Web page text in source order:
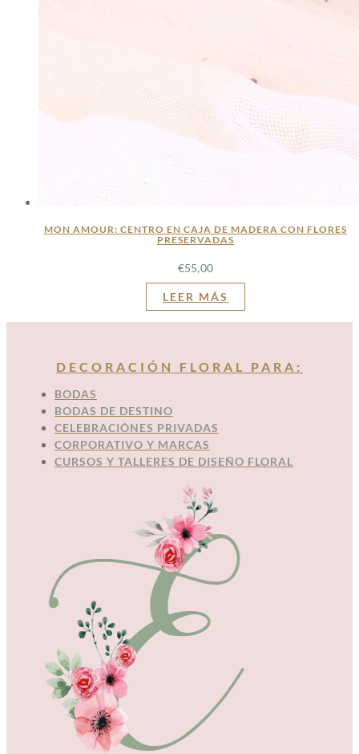
MON AMOUR: CENTRO EN CAJA DE MADERA CON FLORES
PRESERVADAS
€55,00
LEER MÁS
DECORACIÓN FLORAL PARA:
BODAS
BODAS DE DESTINO
CELEBRACIÓNES PRIVADAS
CORPORATIVO Y MARCAS
CURSOS Y TALLERES DE DISEÑO FLORAL